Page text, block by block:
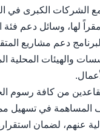
الشركات الكبرى في
لها، وسائل دعم فئة
لبرنامج دعم مشاريع
والهيئات المحلية
من كافة رسوم
في تسهيل
عنهم، لضمان